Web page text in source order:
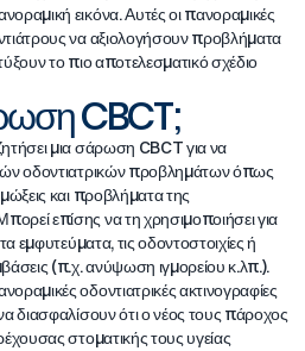
εικόνα. Αυτές οι πανοραμικές
να αξιολογήσουν προβλήματα
το πιο αποτελεσματικό σχέδιο
CBCT;
μια σάρωση CBCT για να
οδοντιατρικών προβλημάτων όπως
και προβλήματα της
επίσης να τη χρησιμοποιήσει για
εμφυτεύματα, τις οδοντοστοιχίες ή
(π.χ. ανύψωση ιγμορείου κ.λπ.).
οδοντιατρικές ακτινογραφίες
διασφαλίσουν ότι ο νέος τους πάροχος
στοματικής τους υγείας